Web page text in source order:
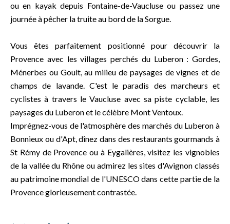
ou en kayak depuis Fontaine-de-Vaucluse ou passez une
journée à pêcher la truite au bord de la Sorgue.
Vous êtes parfaitement positionné pour découvrir la
Provence avec les villages perchés du Luberon : Gordes,
Ménerbes ou Goult, au milieu de paysages de vignes et de
champs de lavande. C'est le paradis des marcheurs et
cyclistes à travers le Vaucluse avec sa piste cyclable, les
paysages du Luberon et le célèbre Mont Ventoux.
Imprégnez-vous de l'atmosphère des marchés du Luberon à
Bonnieux ou d'Apt, dînez dans des restaurants gourmands à
St Rémy de Provence ou à Eygalières, visitez les vignobles
de la vallée du Rhône ou admirez les sites d'Avignon classés
au patrimoine mondial de l'UNESCO dans cette partie de la
Provence glorieusement contrastée.